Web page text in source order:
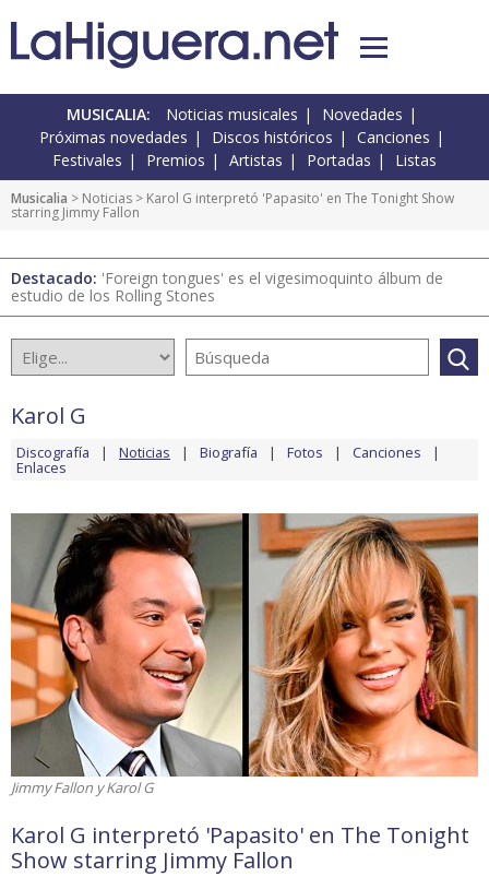
MUSICALIA: Noticias musicales
Novedades
Próximas novedades
Discos históricos
Canciones
Festivales
Premios Artistas Portadas Listas
Musicalia > Noticias > Karol G interpretó 'Papasito' en The Tonight Show
starring Jimmy Fallon
Destacado: 'Foreign tongues' es el vigesimoquinto álbum de
estudio de los Rolling Stones
Karol G
Discografía Noticias Biografía Fotos Canciones
Enlaces
Jimmy Fallon y Karol G
Karol G interpretó 'Papasito' en The Tonight
Show starring Jimmy Fallon